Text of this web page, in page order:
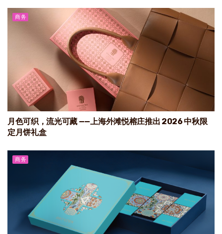
商务
月色可织，流光可藏 ——上海外滩悦榕庄推出 2026 中秋限
定月饼礼盒
商务